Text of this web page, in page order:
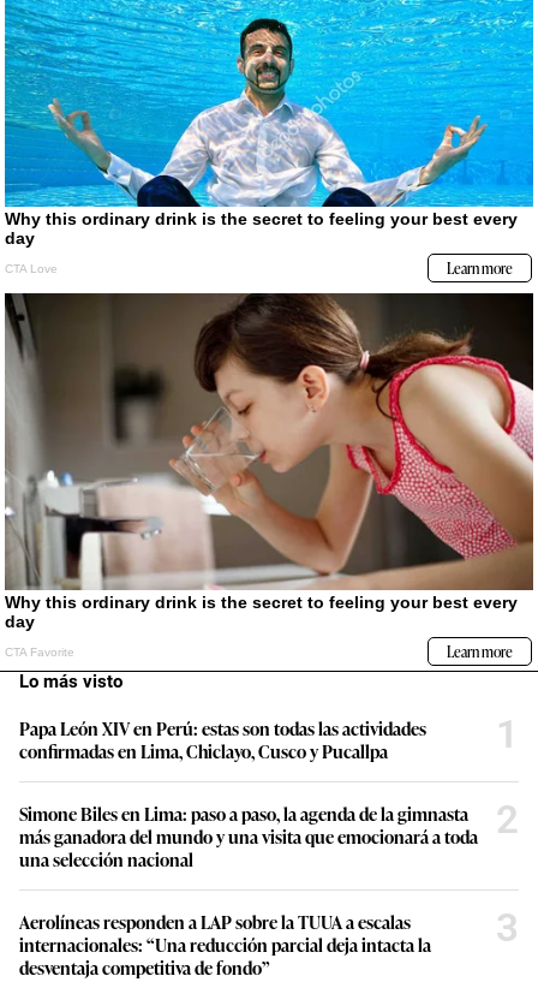
Lo más visto
Papa León XIV en Perú: estas son todas las actividades
confirmadas en Lima, Chiclayo, Cusco y Pucallpa
1
Simone Biles en Lima: paso a paso, la agenda de la gimnasta
más ganadora del mundo y una visita que emocionará a toda
una selección nacional
2
Aerolíneas responden a LAP sobre la TUUA a escalas
internacionales: “Una reducción parcial deja intacta la
desventaja competitiva de fondo”
3